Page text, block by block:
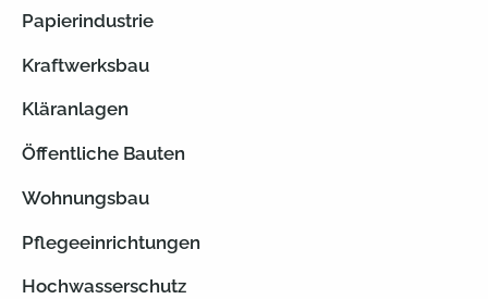
Papierindustrie
Kraftwerksbau
Kläranlagen
Öffentliche Bauten
Wohnungsbau
Pflegeeinrichtungen
Hochwasserschutz